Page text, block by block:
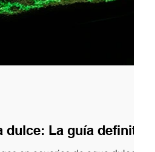
La guía definitiva